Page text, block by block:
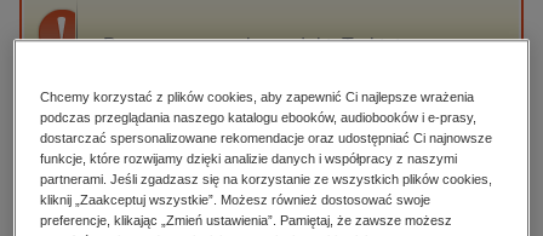
dzienniki
edukacja
hobby, sport, rozrywka
komputery, internet, technologie, informatyka
Przepraszamy, ale produkt „Traktat o
dostępny.
High-contrast mode
Polecane
Chcemy korzystać z plików cookies, aby zapewnić Ci najlepsze wrażenia
podczas przeglądania naszego katalogu ebooków, audiobooków i e-prasy,
dostarczać spersonalizowane rekomendacje oraz udostępniać Ci najnowsze
funkcje, które rozwijamy dzięki analizie danych i współpracy z naszymi
partnerami. Jeśli zgadzasz się na korzystanie ze wszystkich plików cookies,
kliknij „Zaakceptuj wszystkie”. Możesz również dostosować swoje
preferencje, klikając „Zmień ustawienia”. Pamiętaj, że zawsze możesz